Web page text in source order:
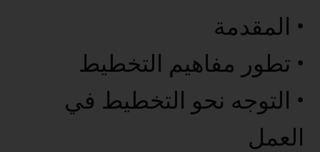
• المقدمة
• تطور مفاهيم التخطيط
• التوجه نحو التخطيط في
العمل